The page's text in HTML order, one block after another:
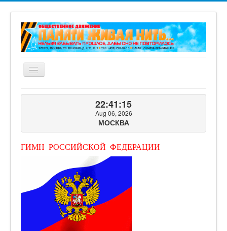
Включить/
выключить
ГЛАВНАЯ
ВИДЕОГАЛЕРЕЯ
КОНТАКТЫ
22:41:16
Aug 06, 2026
МОСКВА
ГИМН РОССИЙСКОЙ ФЕДЕРАЦИИ